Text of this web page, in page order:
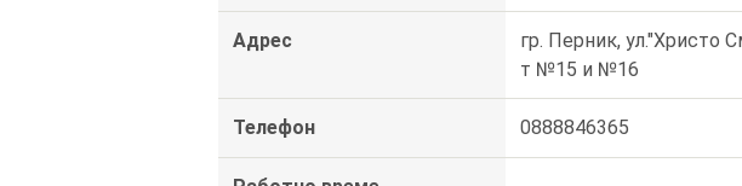
Адрес
гр. Перник, ул."Христо
т №15 и №16
Телефон 0888846365